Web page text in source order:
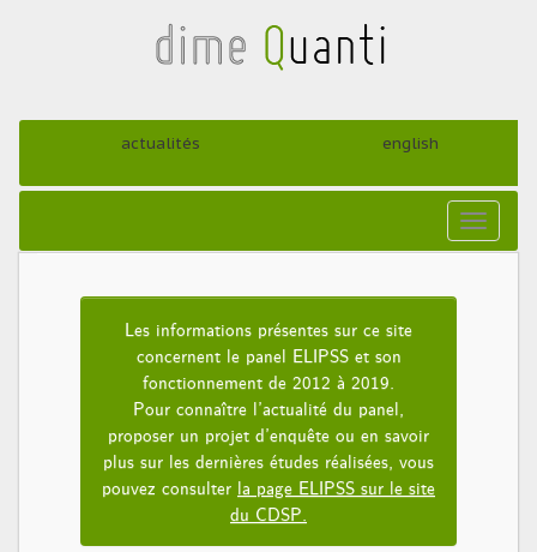
actualités english
Toggle
Les informations présentes sur ce site
concernent le panel ELIPSS et son
fonctionnement de 2012 à 2019.
Pour connaître l’actualité du panel,
proposer un projet d’enquête ou en savoir
plus sur les dernières études réalisées, vous
pouvez consulter la page ELIPSS sur le site
du CDSP.